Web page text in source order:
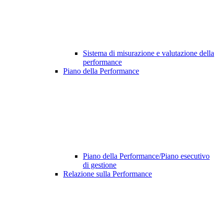
Sistema di misurazione e valutazione della
performance
Piano della Performance
Piano della Performance/Piano esecutivo
di gestione
Relazione sulla Performance